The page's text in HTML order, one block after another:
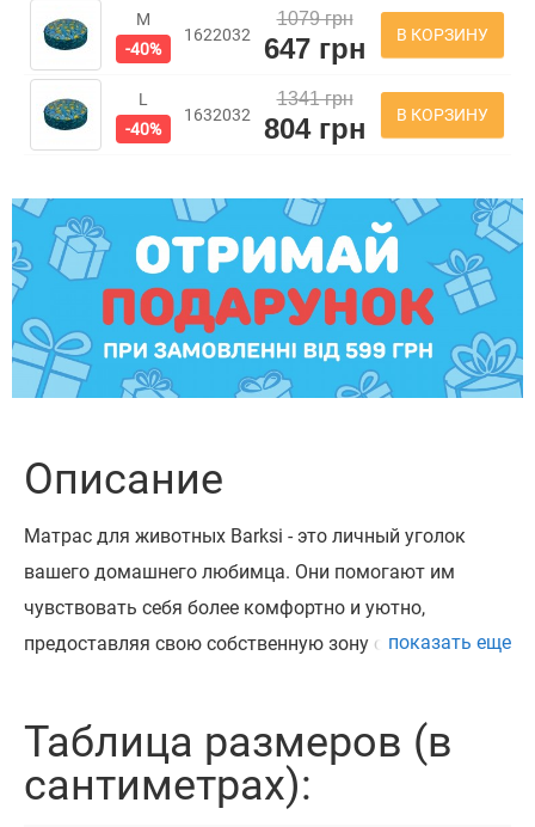
M
-40%
1622032
1079 грн
647 грн В КОРЗИНУ
L
-40%
1632032
1341 грн
804 грн В КОРЗИНУ
Описание
Матрас для животных Barksi - это личный уголок
вашего домашнего любимца. Они помогают им
чувствовать себя более комфортно и уютно,
предоставляя свою собственную зону отдыха. Такое
отдыхать, не контактируя с пылью и бактериями.
Наши мягкие места для животных изготовлены из
показать еще
Таблица размеров (в
сантиметрах):